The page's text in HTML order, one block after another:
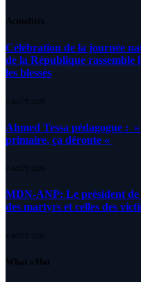
Actualités
Célébration de la journée
de la République rassemble
les blessés
5 AOÛT 2026
Ahmed Tessa pédagogue :
primaire, ça déroute «
4 AOÛT 2026
MDN-ANP: Le président
des martyrs et celles des
4 AOÛT 2026
What's Hot